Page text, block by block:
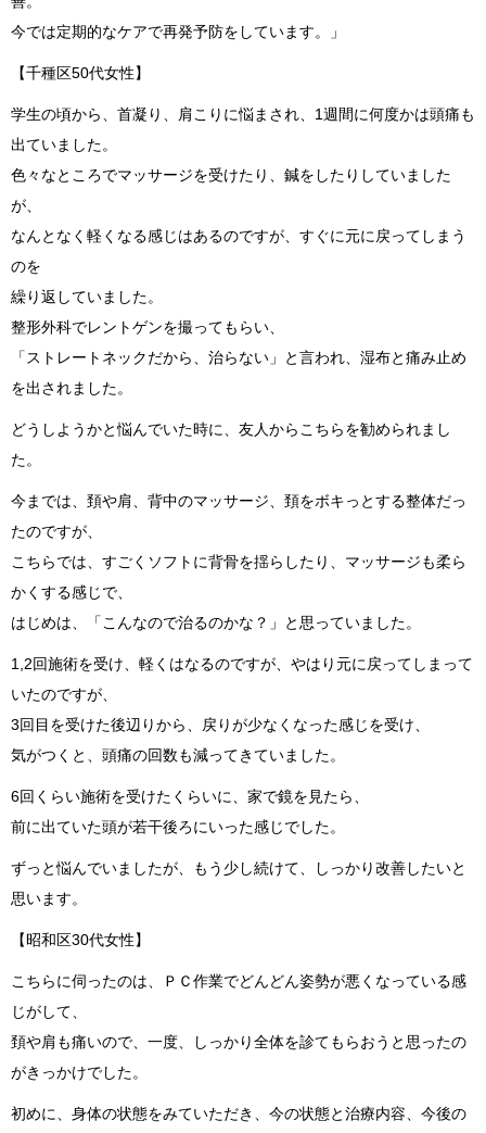
今では定期的なケアで再発予防をしています。」
【千種区50代女性】
学生の頃から、首凝り、肩こりに悩まされ、1週間に何度かは頭痛も
出ていました。
色々なところでマッサージを受けたり、鍼をしたりしていました
が、
なんとなく軽くなる感じはあるのですが、すぐに元に戻ってしまう
のを
繰り返していました。
整形外科でレントゲンを撮ってもらい、
「ストレートネックだから、治らない」と言われ、湿布と痛み止め
を出されました。
どうしようかと悩んでいた時に、友人からこちらを勧められまし
た。
今までは、頚や肩、背中のマッサージ、頚をボキっとする整体だっ
たのですが、
こちらでは、すごくソフトに背骨を揺らしたり、マッサージも柔ら
かくする感じで、
はじめは、「こんなので治るのかな？」と思っていました。
1,2回施術を受け、軽くはなるのですが、やはり元に戻ってしまって
いたのですが、
3回目を受けた後辺りから、戻りが少なくなった感じを受け、
気がつくと、頭痛の回数も減ってきていました。
6回くらい施術を受けたくらいに、家で鏡を見たら、
前に出ていた頭が若干後ろにいった感じでした。
ずっと悩んでいましたが、もう少し続けて、しっかり改善したいと
思います。
【昭和区30代女性】
こちらに伺ったのは、ＰＣ作業でどんどん姿勢が悪くなっている感
じがして、
頚や肩も痛いので、一度、しっかり全体を診てもらおうと思ったの
がきっかけでした。
初めに、身体の状態をみていただき、今の状態と治療内容、今後の